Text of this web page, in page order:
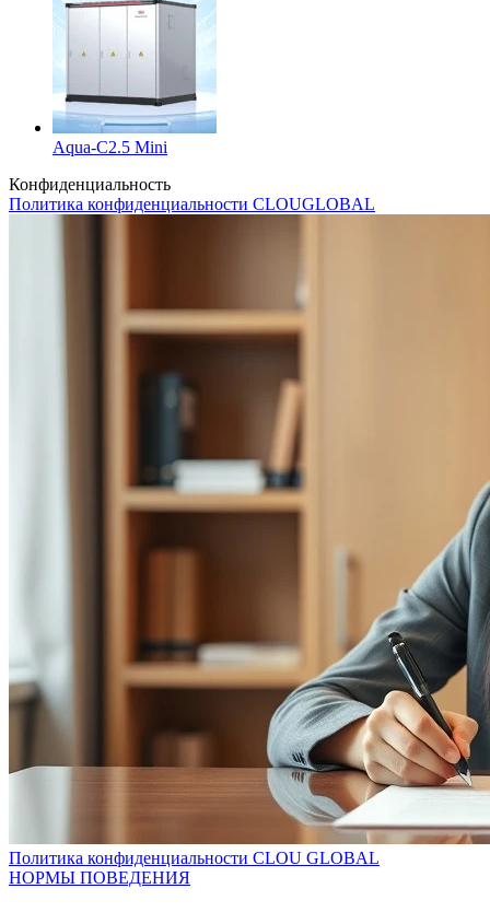
Aqua-C2.5 Mini
Конфиденциальность
Политика конфиденциальности CLOUGLOBAL
Политика конфиденциальности CLOU GLOBAL
НОРМЫ ПОВЕДЕНИЯ